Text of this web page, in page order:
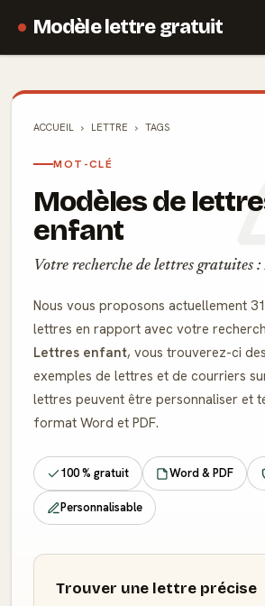
Modèle lettre gratuit
ACCUEIL LETTRE TAGS
MOT-CLÉ
Modèles de
enfant
Votre recherche de lettres gratuites
Nous vous proposons actuellement
lettres en rapport avec votre
Lettres enfant, vous trouverez-ci
exemples de lettres et de courriers
lettres peuvent être personnaliser et
format Word et PDF.
100 % gratuit Word & PDF
Personnalisable
Trouver une lettre précise